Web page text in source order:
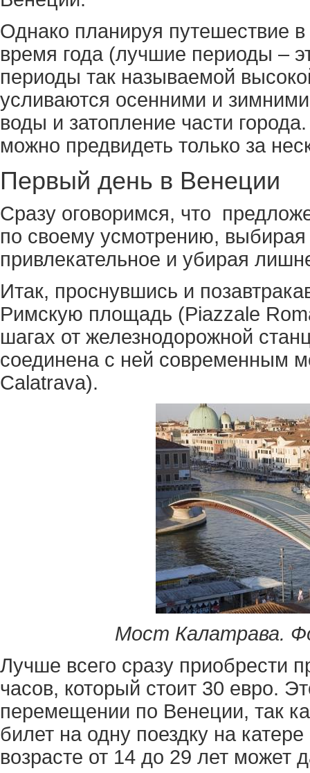
Однако планируя путешествие в
время года (лучшие периоды –
периоды так называемой
усливаются осенними и
воды и затопление части
можно предвидеть только за
Первый день в Венеции
Сразу оговоримся, что
по своему усмотрению,
привлекательное и убирая
Итак, проснувшись и
Римскую площадь (Piazzale
шагах от железнодорожной
соединена с ней современным
Calatrava).
Мост Калатрава.
Лучше всего сразу приобрести
часов, который стоит 30 евро.
перемещении по Венеции, так
билет на одну поездку на
возрасте от 14 до 29 лет может